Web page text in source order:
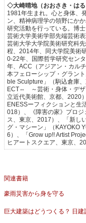
◇大崎晴地（おおさき・はる
1981年生まれ。心と身体、
ン、精神病理学の領野にか
研究活動を行っている。博
芸術大学美術学部先端芸術
芸術大学大学院美術研究科
程、2014年、同大学院美術
0-22年、国際哲学研究セン
年、ACC（アジアン・カル
本フェローシップ・グラン
ble Sculpture」（駒込倉庫
ECT⇔ ～芸術・身体・デザ
立近代美術館、京都、2020
ENESSーフィクションと生
018）、《障害の家》プロジ
ス、東京、2017）、「新し
グ・マシーン」（KAYOKO
6）、「Grow up!! Artist
ヒアートスクエア、東京、
関連書籍
豪雨災害から身を守る
巨大建築はどうつくる？ 日建